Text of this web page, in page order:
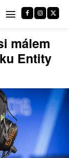
málem
Entity